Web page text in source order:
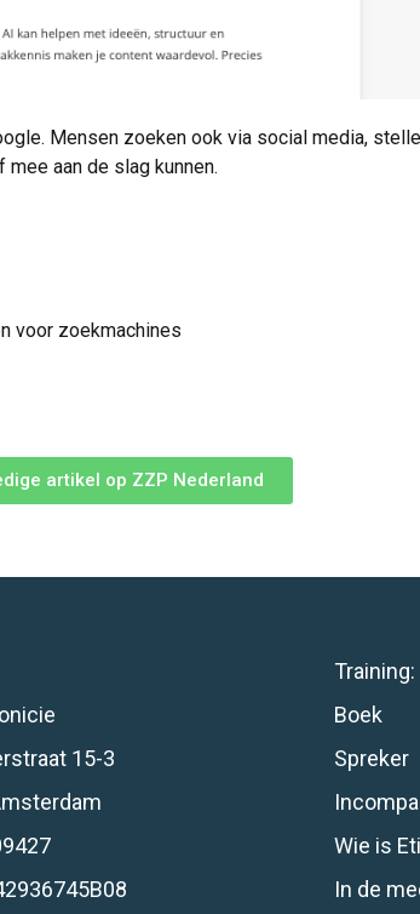
Mensen zoeken ook via social media,
aan de slag kunnen.
voor zoekmachines
artikel op ZZP Nederland
15-3
Training:
Boek
Spreker
Wie is
In de